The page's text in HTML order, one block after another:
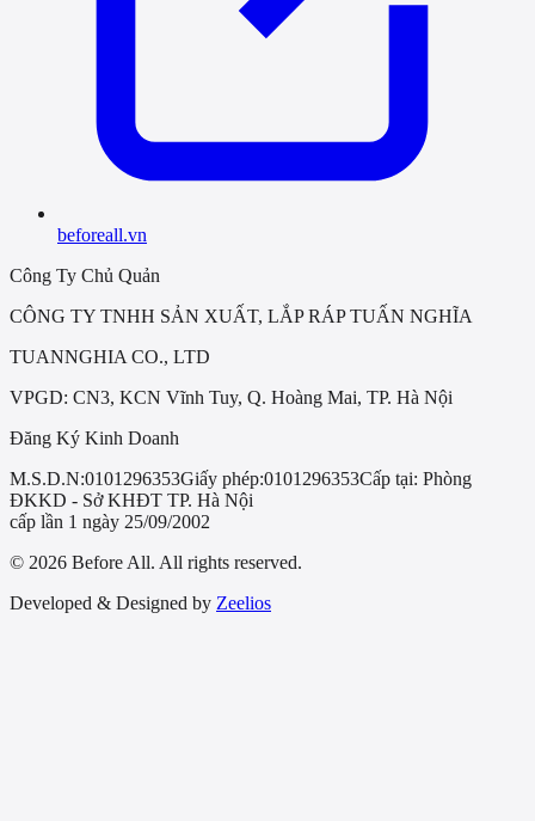
beforeall.vn
Công Ty Chủ Quản
CÔNG TY TNHH SẢN XUẤT, LẮP RÁP TUẤN NGHĨA
TUANNGHIA CO., LTD
VPGD: CN3, KCN Vĩnh Tuy, Q. Hoàng Mai, TP. Hà Nội
Đăng Ký Kinh Doanh
M.S.D.N:0101296353Giấy phép:0101296353Cấp tại: Phòng
ĐKKD - Sở KHĐT TP. Hà Nội
cấp lần 1 ngày 25/09/2002
© 2026 Before All. All rights reserved.
Developed & Designed by Zeelios